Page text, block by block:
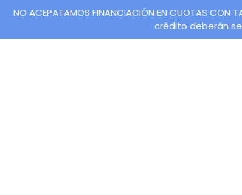
NO ACEPATAMOS FINANCIACIÓN EN CUOTAS
crédito deberán ser